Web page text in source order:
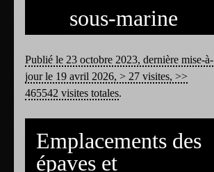
sous-marine
Publié le 23 octobre 2023, dernière mise-à-
jour le 19 avril 2026, > 27 visites, >>
465542 visites totales.
Emplacements des
épaves et